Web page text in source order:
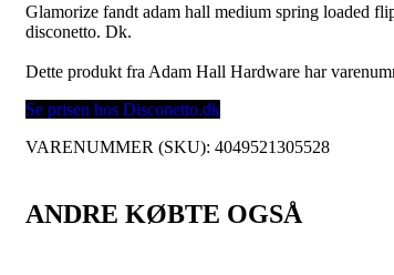
Glamorize fandt adam hall medium spring loaded
disconetto. Dk.
Dette produkt fra Adam Hall Hardware har
Se prisen hos Disconetto.dk
VARENUMMER (SKU):4049521305528
ANDRE KØBTE OGSÅ